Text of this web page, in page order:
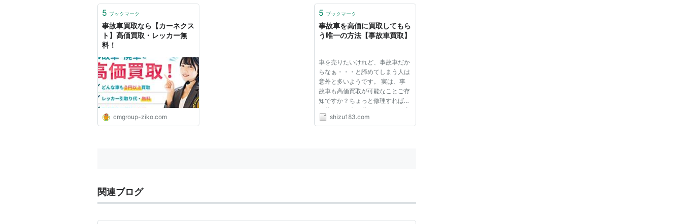
5 ブックマーク
事故車買取なら【カーネクス
ト】高価買取・レッカー無
料！
cmgroup-ziko.com
5 ブックマーク
事故車を高価に買取してもら
う唯一の方法【事故車買取】
車を売りたいけれど、事故車だか
らなぁ・・・と諦めてしまう人は
意外と多いようです。 実は、事
故車も高価買取が可能なことご存
知ですか？ちょっと修理すればま
た使える・今は動かないけれど直
せばまた動くかな？と事故車にも
shizu183.com
関連ブログ